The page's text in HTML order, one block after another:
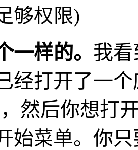
够权限)
一样的。 我
经打开了一
然后你想打
始菜单。你